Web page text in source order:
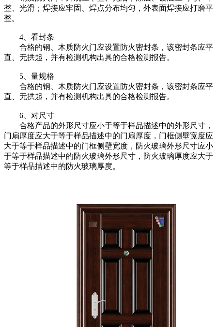
整、光滑；焊接应牢固、焊点分布均匀，外表面焊接应打磨平
整。
4、看封条
合格的钢、木质防火门应设置防火密封条，该密封条应平
直、无拱起，并有检测机构出具的合格检测报告。
5、量规格
合格的钢、木质防火门应设置防火密封条，该密封条应平
直、无拱起，并有检测机构出具的合格检测报告。
6、对尺寸
合格产品的外形尺寸应小于等于样品描述中的外形尺寸，
门扇厚度应大于等于样品描述中的门扇厚度，门框侧壁宽度应
大于等于样品描述中的门框侧壁宽度，防火玻璃外形尺寸应小
于等于样品描述中的防火玻璃外形尺寸，防火玻璃厚度应大于
等于样品描述中的防火玻璃厚度。